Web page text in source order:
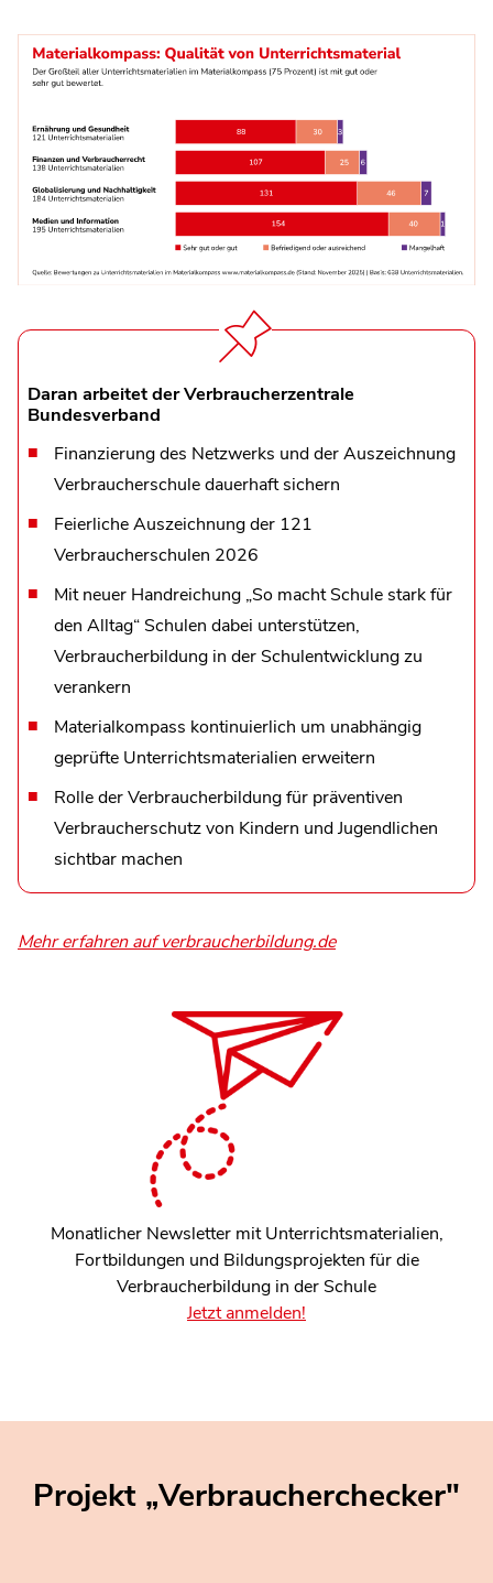
Daran arbeitet der Verbraucherzentrale
Bundesverband
Finanzierung des Netzwerks und der Auszeichnung
Verbraucherschule dauerhaft sichern
Feierliche Auszeichnung der 121
Verbraucherschulen 2026
Mit neuer Handreichung „So macht Schule stark für
den Alltag“ Schulen dabei unterstützen,
Verbraucherbildung in der Schulentwicklung zu
verankern
Materialkompass kontinuierlich um unabhängig
geprüfte Unterrichtsmaterialien erweitern
Rolle der Verbraucherbildung für präventiven
Verbraucherschutz von Kindern und Jugendlichen
sichtbar machen
Mehr erfahren auf verbraucherbildung.de
Monatlicher Newsletter mit Unterrichtsmaterialien,
Fortbildungen und Bildungsprojekten für die
Verbraucherbildung in der Schule
Jetzt anmelden!
Projekt „Verbraucherchecker"